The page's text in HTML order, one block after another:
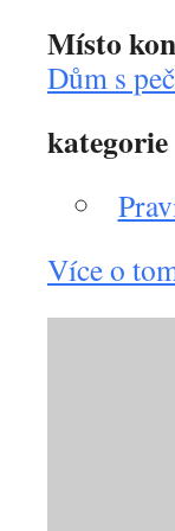
Místo
Dům s
kategorie
Více o